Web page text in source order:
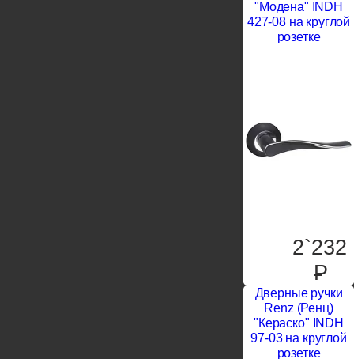
"Модена" INDH
427-08 на круглой
розетке
2`232
P
Дверные ручки
Renz (Ренц)
"Кераско" INDH
97-03 на круглой
розетке